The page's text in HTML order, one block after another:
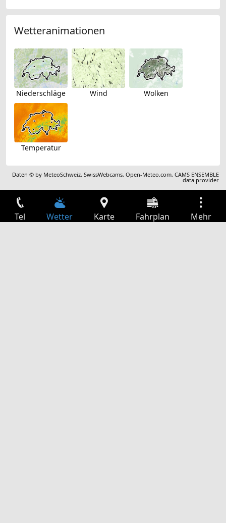
Wetteranimationen
Niederschläge Wind Wolken
Temperatur
Daten © by MeteoSchweiz,SwissWebcams,Open-Meteo.com,CAMS ENSEMBLE
data provider
Tel Wetter Karte Fahrplan Mehr